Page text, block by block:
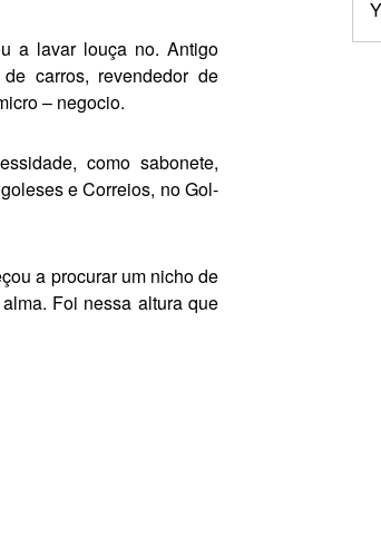
a la­var louça no. Antigo
carros, revendedor de
– negocio.
como sabonete,
e Correios, no Gol­
a procurar um nicho de
Foi nessa altura que